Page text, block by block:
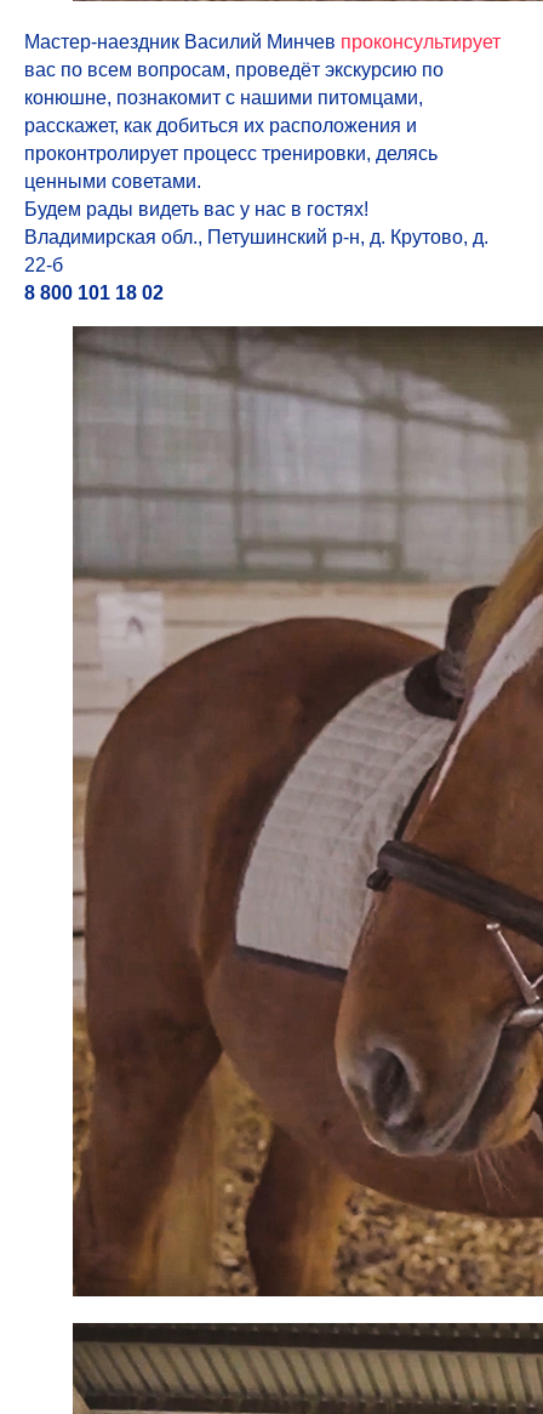
Мастер-наездник Василий Минчев проконсультирует
вас по всем вопросам, проведёт экскурсию по
конюшне, познакомит с нашими питомцами,
расскажет, как добиться их расположения и
проконтролирует процесс тренировки, делясь
ценными советами.
Будем рады видеть вас у нас в гостях!
Владимирская обл., Петушинский р-н, д. Крутово, д.
22-б
8 800 101 18 02